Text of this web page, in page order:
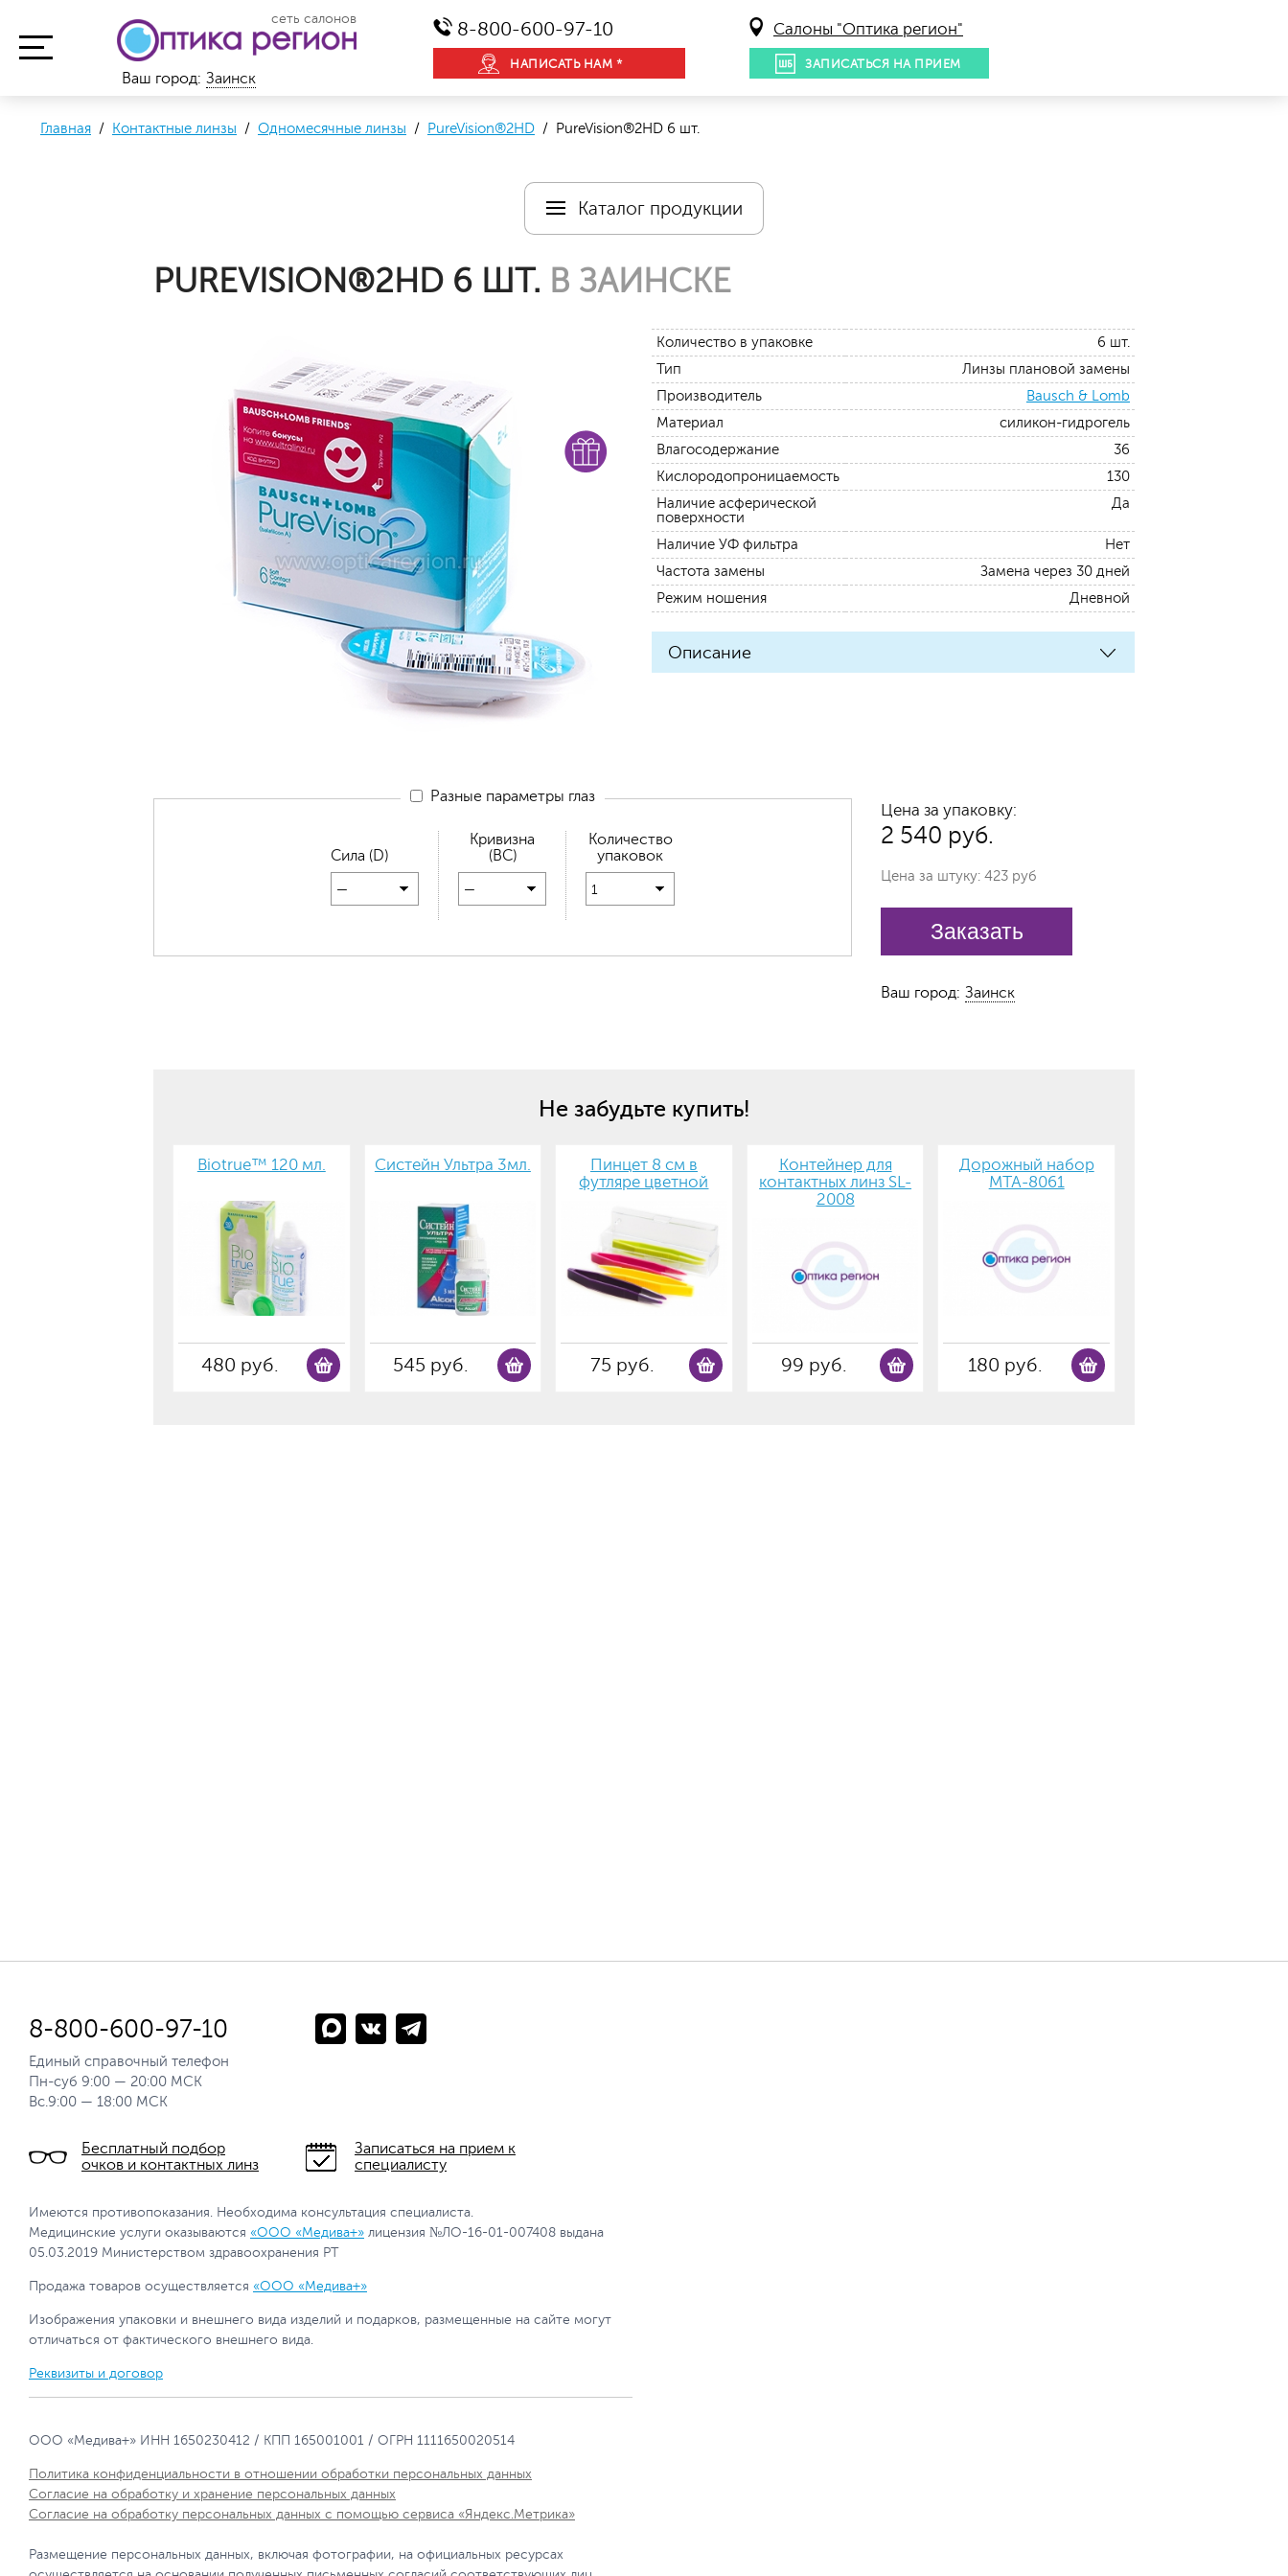
сеть салонов 8-800-600-97-10
НАПИСАТЬ НАМ *
Салоны "Оптика регион"
ЗАПИСАТЬСЯ НА ПРИЕМ
Ваш город: Заинск
Главная / Контактные линзы / Одномесячные линзы / PureVision®2HD / PureVision®2HD 6 шт.
Каталог продукции
PUREVISION®2HD 6 ШТ. В ЗАИНСКЕ
Количество в упаковке
6 шт.
Тип
Линзы плановой замены
Производитель
Bausch & Lomb
Материал
силикон-гидрогель
Влагосодержание
36
Кислородопроницаемость
130
Наличие асферической
поверхности
Да
Наличие УФ фильтра
Нет
Частота замены
Замена через 30 дней
Режим ношения
Дневной
Описание
Разные параметры глаз
Сила (D)
—
Кривизна
(BC)
—
Количество
упаковок
1
Цена за упаковку:
2 540 руб.
Цена за штуку: 423 руб
Заказать
Ваш город: Заинск
Не забудьте купить!
Biotrue™ 120 мл.
480 руб.
Систейн Ультра 3мл.
545 руб.
Пинцет 8 см в
футляре цветной
75 руб.
Контейнер для
контактных линз SL-
2008
99 руб.
Дорожный набор
MTA-8061
180 руб.
8-800-600-97-10
Единый справочный телефон
Пн-суб 9:00 — 20:00 МСК
Вс.9:00 — 18:00 МСК
Бесплатный подбор
очков и контактных линз
Записаться на прием к
специалисту
Имеются противопоказания. Необходима консультация специалиста.
Медицинские услуги оказываются «ООО «Медива+» лицензия №ЛО-16-01-007408 выдана
05.03.2019 Министерством здравоохранения РТ
Продажа товаров осуществляется «ООО «Медива+»
Изображения упаковки и внешнего вида изделий и подарков, размещенные на сайте могут
отличаться от фактического внешнего вида.
Реквизиты и договор
ООО «Медива+» ИНН 1650230412 / КПП 165001001 / ОГРН 1111650020514
Политика конфиденциальности в отношении обработки персональных данных
Согласие на обработку и хранение персональных данных
Согласие на обработку персональных данных с помощью сервиса «Яндекс.Метрика»
Размещение персональных данных, включая фотографии, на официальных ресурсах